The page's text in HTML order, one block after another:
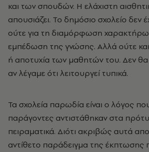
και των σπουδών. Η ελάχιστη
απουσιάζει. Το δημόσιο σχολείο δεν
ούτε για τη διαμόρφωση
εμπέδωση της γνώσης. Αλλά ούτε και
ή αποτυχία των μαθητών του. Δεν
αν λέγαμε ότι λειτουργεί τυπικά.
Τα σχολεία παρωδία είναι ο λόγος
παράγοντες αντιστάθηκαν στα
πειραματικά. Διότι ακριβώς αυτά
αντίθετο παράδειγμα της έκπτωσης